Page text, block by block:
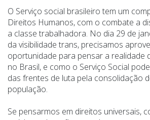
O Serviço social brasileiro tem um
Direitos Humanos, com o combate a
a classe trabalhadora. No dia 29 de
da visibilidade trans, precisamos
oportunidade para pensar a realidade
no Brasil, e como o Serviço Social
das frentes de luta pela consolidação
população.
Se pensarmos em direitos universais,